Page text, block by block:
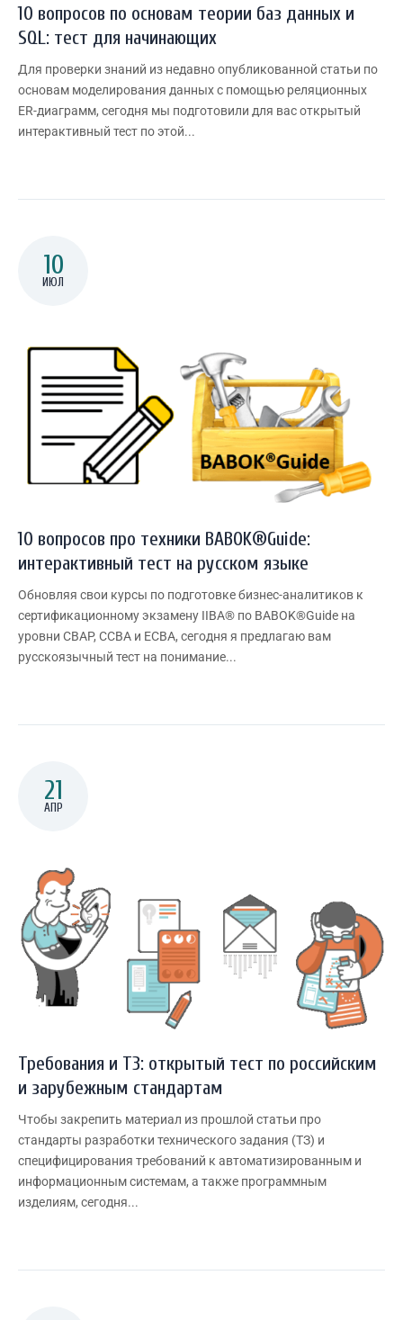
10 вопросов по основам теории баз данных и
SQL: тест для начинающих
Для проверки знаний из недавно опубликованной статьи по
основам моделирования данных с помощью реляционных
ER-диаграмм, сегодня мы подготовили для вас открытый
интерактивный тест по этой...
10
ИЮЛ
10 вопросов про техники BABOK®Guide:
интерактивный тест на русском языке
Обновляя свои курсы по подготовке бизнес-аналитиков к
сертификационному экзамену IIBA® по BABOK®Guide на
уровни CBAP, CCBA и ECBA, сегодня я предлагаю вам
русскоязычный тест на понимание...
21
АПР
Требования и ТЗ: открытый тест по российским
и зарубежным стандартам
Чтобы закрепить материал из прошлой статьи про
стандарты разработки технического задания (ТЗ) и
специфицирования требований к автоматизированным и
информационным системам, а также программным
изделиям, сегодня...